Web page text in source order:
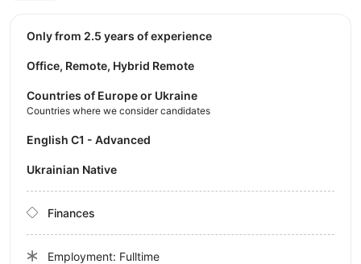
Only from 2.5 years of experience
Office, Remote, Hybrid Remote
Countries of Europe or Ukraine
Countries where we consider candidates
English C1 - Advanced
Ukrainian Native
Finances
Employment: Fulltime